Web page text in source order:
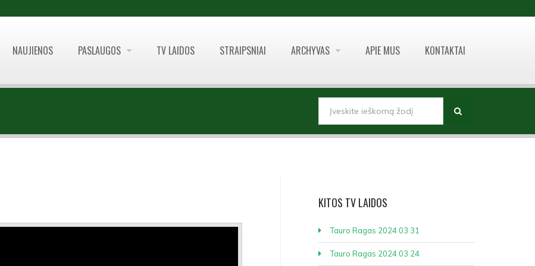
NAUJIENOS PASLAUGOS TV LAIDOS STRAIPSNIAI ARCHYVAS APIE MUS KONTAKTAI
PAIEŠKOS FORMA
KITOS TV LAIDOS
Tauro Ragas 2024 03 31
Tauro Ragas 2024 03 24